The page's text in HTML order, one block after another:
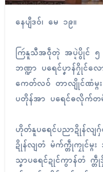
နေပျဳဒဝ်၊ မေ ၁၉။
ကြဴနူသီအဝဵုတုဲ အပ္ဍဲပွိုၚ် ၅
ဘဏ္ဍာ ပရေၚ်ပၞာန်ဂၠိုၚ်
ကေတ်လဝ် တာလျိုၚ်ဏံမ္ဂ
ပတိုန်အာ ပရေၚ်ဓလိုက်
ဟိုတ်နူပရေၚ်ပညာဍိုန်လျ
ဍိုန်လျတံ မံက်က္တဵုကၠုၚ်မ္ဂး
သၞာပရေၚ်ဍုၚ်ကွာန်တံ က္